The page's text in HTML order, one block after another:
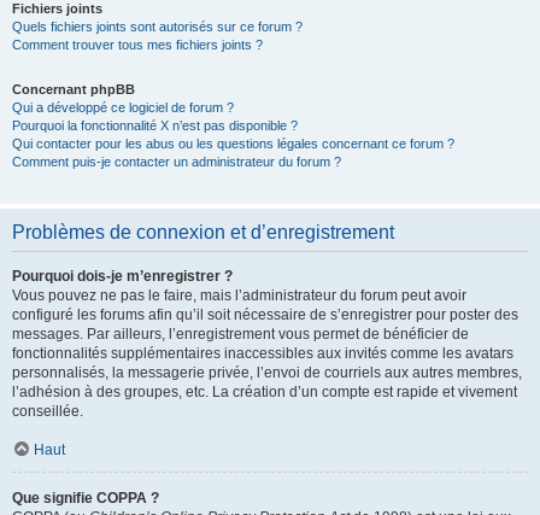
Fichiers joints
Quels fichiers joints sont autorisés sur ce forum ?
Comment trouver tous mes fichiers joints ?
Concernant phpBB
Qui a développé ce logiciel de forum ?
Pourquoi la fonctionnalité X n’est pas disponible ?
Qui contacter pour les abus ou les questions légales concernant ce forum ?
Comment puis-je contacter un administrateur du forum ?
Problèmes de connexion et d’enregistrement
Pourquoi dois-je m’enregistrer ?
Vous pouvez ne pas le faire, mais l’administrateur du forum peut avoir
configuré les forums afin qu’il soit nécessaire de s’enregistrer pour poster des
messages. Par ailleurs, l’enregistrement vous permet de bénéficier de
fonctionnalités supplémentaires inaccessibles aux invités comme les avatars
personnalisés, la messagerie privée, l’envoi de courriels aux autres membres,
l’adhésion à des groupes, etc. La création d’un compte est rapide et vivement
conseillée.
Haut
Que signifie COPPA ?